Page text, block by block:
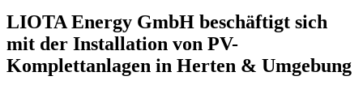
LIOTA Energy GmbH beschäftigt sich
mit der Installation von PV-
Komplettanlagen in Herten & Umgebung